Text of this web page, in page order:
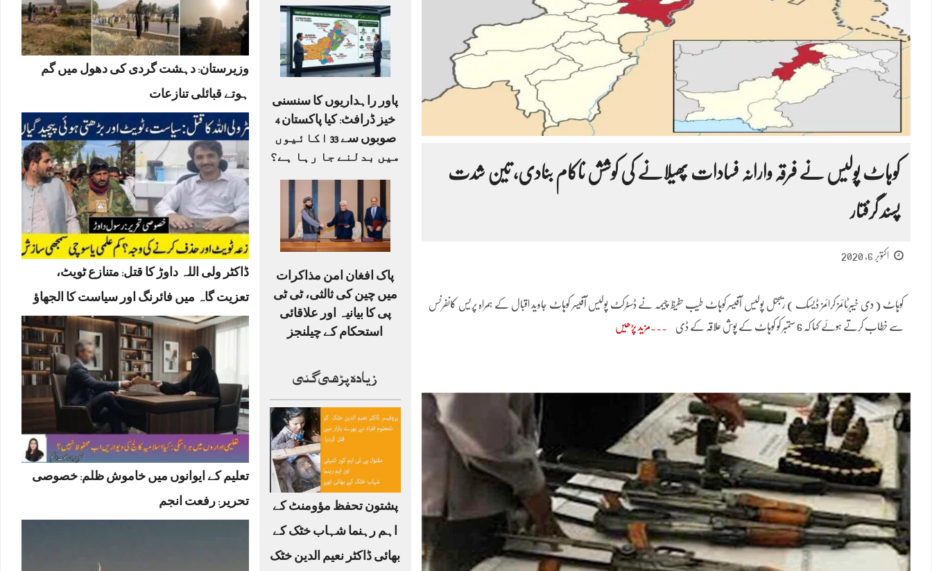
وزیرستان: دہشت گردی کی دھول میں گم
ہوتے قبائلی تنازعات
ڈاکٹر ولی اللہ داوڑ کا قتل: متنازع ٹویٹ،
تعزیت گاہ میں فائرنگ اور سیاست کا الجھاؤ
تعلیم کے ایوانوں میں خاموش ظلم: خصوصی
تحریر: رفعت انجم
پاور راہداریوں کا سنسنی
خیز ڈرافٹ: کیا پاکستان 4
صوبوں سے 33 اکائیوں
میں بدلنے جا رہا ہے؟
پاک افغان امن مذاکرات
میں چین کی ثالثی، ٹی ٹی
پی کا بیانیہ اور علاقائی
استحکام کے چیلنجز
زیادہ پڑھی گئی
پشتون تحفظ مؤومنٹ کے
اہم رہنما شہاب خٹک کے
بھائی ڈاکٹر نعیم الدین خٹک
کوہاٹ پولیس نے فرقہ وارانہ فسادات پھیلانے کی کوشش ناکام بنادی، تین شدت
پسند گرفتار
اکتوبر 6, 2020
کوہاٹ ( دی خیبرٹائمز کرائمز ڈیسک ) ریجنل پولیس آفیسر کوہاٹ طیب حفیظ چیمہ نے ڈسٹرکٹ پولیس آفیسر کوہاٹ جاوید اقبال کے ہمراہ پریس کانفرنس
سے خطاب کرتے ہوئے کہا کہ 6 ستمبر کو کوہاٹ کے پوش علاقہ کے ڈی مزید پڑھیں